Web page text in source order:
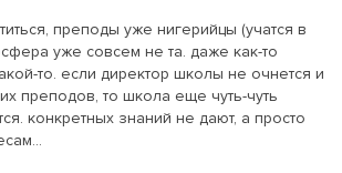
преподы уже нигерийцы (учатся в
уже совсем не та. даже как-то
то. если директор школы не очнется и
преподов, то школа еще чуть-чуть
конкретных знаний не дают, а просто